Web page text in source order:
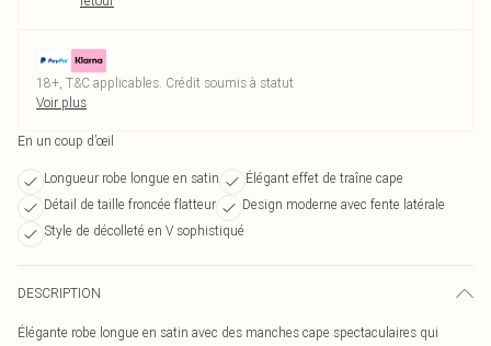
18+, T&C applicables. Crédit soumis à statut
Voir plus
En un coup d’œil
Longueur robe longue en satin
Élégant effet de traîne cape
Détail de taille froncée flatteur
Design moderne avec fente latérale
Style de décolleté en V sophistiqué
DESCRIPTION
Élégante robe longue en satin avec des manches cape spectaculaires qui